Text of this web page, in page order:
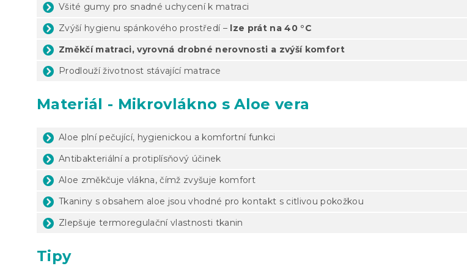
Všité gumy pro snadné uchycení k matraci
Zvýší hygienu spánkového prostředí – lze prát na 40 °C
Změkčí matraci, vyrovná drobné nerovnosti a zvýší komfort
Prodlouží životnost stávající matrace
Materiál - Mikrovlákno s Aloe vera
Aloe plní pečující, hygienickou a komfortní funkci
Antibakteriální a protiplísňový účinek
Aloe změkčuje vlákna, čímž zvyšuje komfort
Tkaniny s obsahem aloe jsou vhodné pro kontakt s citlivou pokožkou
Zlepšuje termoregulační vlastnosti tkanin
Tipy